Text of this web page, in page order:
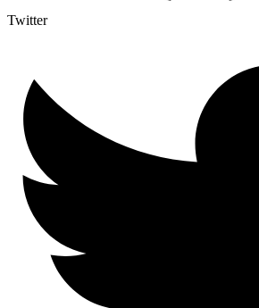
Twitter